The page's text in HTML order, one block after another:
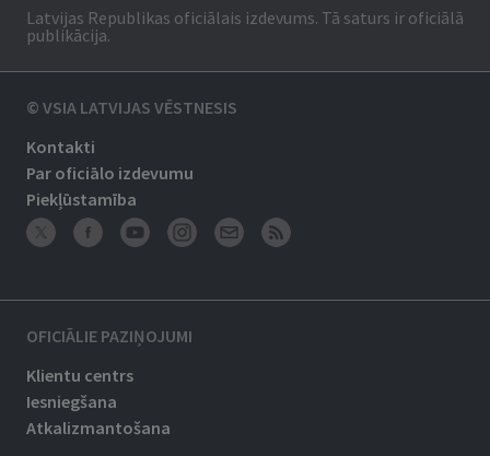
Latvijas Republikas oficiālais izdevums. Tā saturs ir oficiālā
publikācija.
© VSIA LATVIJAS VĒSTNESIS
Kontakti
Par oficiālo izdevumu
Piekļūstamība
OFICIĀLIE PAZIŅOJUMI
Klientu centrs
Iesniegšana
Atkalizmantošana